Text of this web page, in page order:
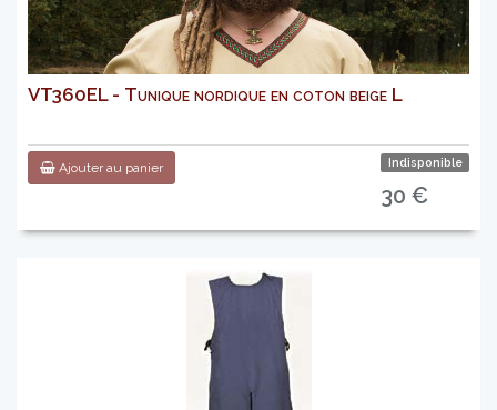
VT360EL - Tunique nordique en coton beige L
Ajouter au panier Indisponible
30 €